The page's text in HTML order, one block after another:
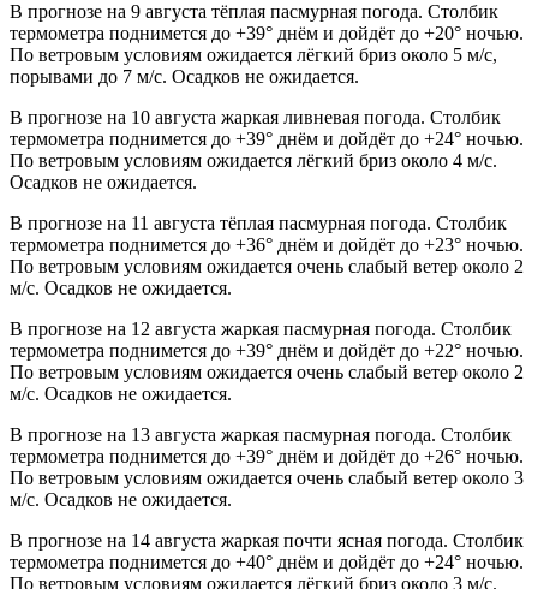
В прогнозе на 9 августа тёплая пасмурная погода. Столбик
термометра поднимется до +39° днём и дойдёт до +20° ночью.
По ветровым условиям ожидается лёгкий бриз около 5 м/с,
порывами до 7 м/с. Осадков не ожидается.
В прогнозе на 10 августа жаркая ливневая погода. Столбик
термометра поднимется до +39° днём и дойдёт до +24° ночью.
По ветровым условиям ожидается лёгкий бриз около 4 м/с.
Осадков не ожидается.
В прогнозе на 11 августа тёплая пасмурная погода. Столбик
термометра поднимется до +36° днём и дойдёт до +23° ночью.
По ветровым условиям ожидается очень слабый ветер около 2
м/с. Осадков не ожидается.
В прогнозе на 12 августа жаркая пасмурная погода. Столбик
термометра поднимется до +39° днём и дойдёт до +22° ночью.
По ветровым условиям ожидается очень слабый ветер около 2
м/с. Осадков не ожидается.
В прогнозе на 13 августа жаркая пасмурная погода. Столбик
термометра поднимется до +39° днём и дойдёт до +26° ночью.
По ветровым условиям ожидается очень слабый ветер около 3
м/с. Осадков не ожидается.
В прогнозе на 14 августа жаркая почти ясная погода. Столбик
термометра поднимется до +40° днём и дойдёт до +24° ночью.
По ветровым условиям ожидается лёгкий бриз около 3 м/с.